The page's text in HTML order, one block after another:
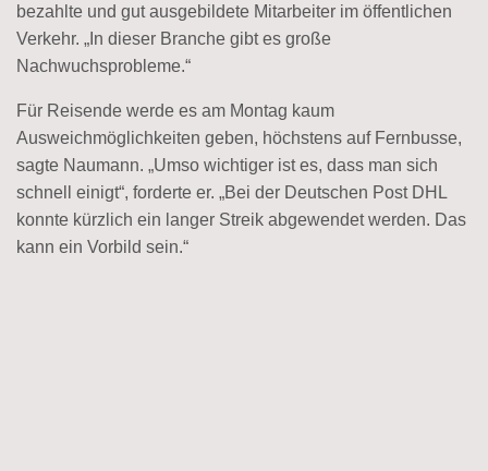
bezahlte und gut ausgebildete Mitarbeiter im öffentlichen
Verkehr. „In dieser Branche gibt es große
Nachwuchsprobleme.“
Für Reisende werde es am Montag kaum
Ausweichmöglichkeiten geben, höchstens auf Fernbusse,
sagte Naumann. „Umso wichtiger ist es, dass man sich
schnell einigt“, forderte er. „Bei der Deutschen Post DHL
konnte kürzlich ein langer Streik abgewendet werden. Das
kann ein Vorbild sein.“